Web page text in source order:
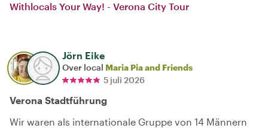
Withlocals Your Way! - Verona City Tour
Jörn Eike
Over local Maria Pia and Friends
5 juli 2026
Verona Stadtführung
Wir waren als internationale Gruppe von 14 Männern